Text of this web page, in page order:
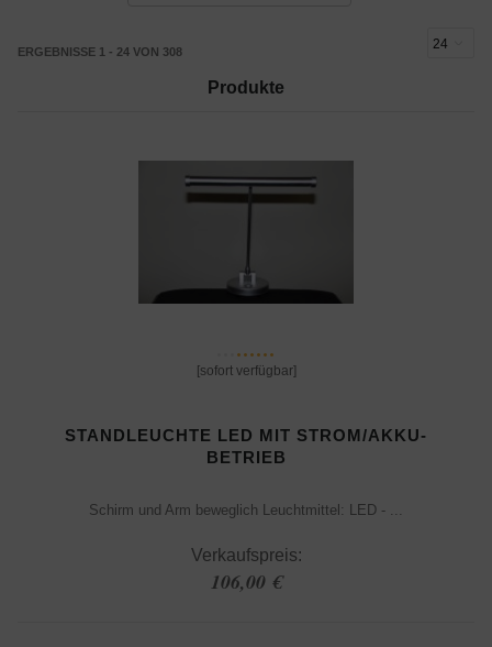
ERGEBNISSE 1 - 24 VON 308
Produkte
[sofort verfügbar]
STANDLEUCHTE LED MIT STROM/AKKU-
BETRIEB
Schirm und Arm beweglich Leuchtmittel: LED - ...
Verkaufspreis:
106,00 €